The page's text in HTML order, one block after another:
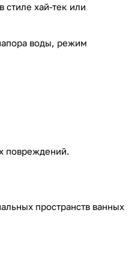
стиле хай-тек или
воды, режим
повреждений.
пространств ванных